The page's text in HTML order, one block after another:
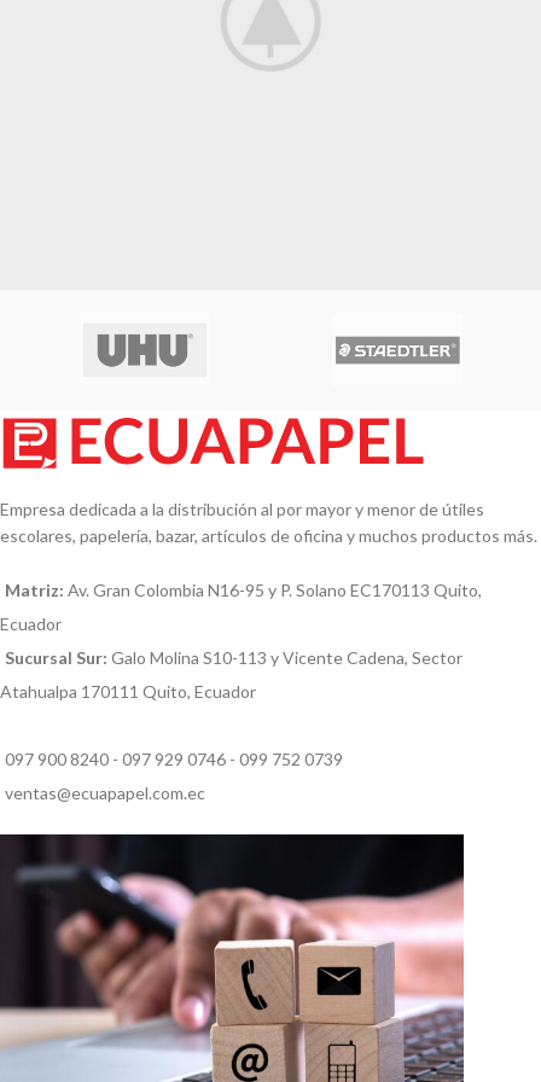
Kitchen
Leo uteu ullamcorper
Empresa dedicada a la distribución al por mayor y menor de útiles
escolares, papelería, bazar, artículos de oficina y muchos productos más.
Matriz: Av. Gran Colombia N16-95 y P. Solano EC170113 Quito,
Ecuador
Sucursal Sur: Galo Molina S10-113 y Vicente Cadena, Sector
Atahualpa 170111 Quito, Ecuador
097 900 8240 - 097 929 0746 - 099 752 0739
ventas@ecuapapel.com.ec